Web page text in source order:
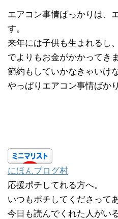
エアコン事情ばっかりは、
す。
来年には子供も生まれるし
でよりもお金がかかってきま
節約もしていかなきゃいけ
やっぱりエアコン事情ばか
にほんブログ村
応援ポチしてれる方へ。
いつもポチしてくださって
今日も読んでくれた人がい